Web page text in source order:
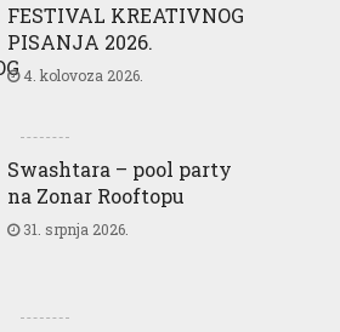
FESTIVAL KREATIVNOG
PISANJA 2026.
4. kolovoza 2026.
Swashtara – pool party
na Zonar Rooftopu
31. srpnja 2026.